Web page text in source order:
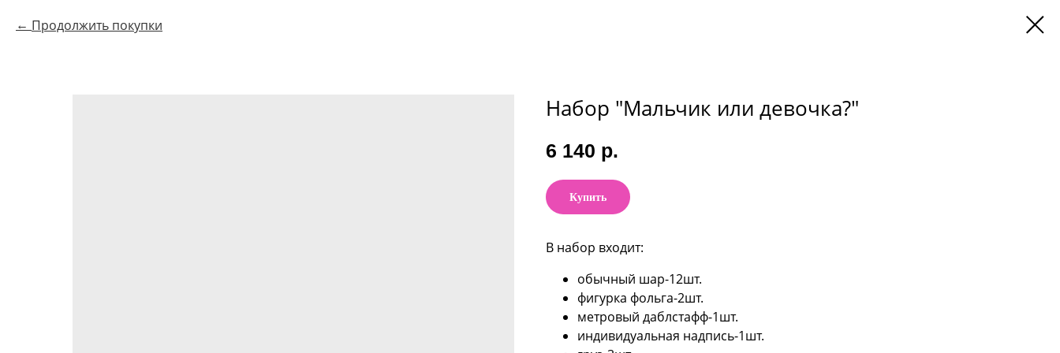
Продолжить покупки
Набор "Мальчик или девочка?"
6 140 р.
Купить
В набор входит:
обычный шар-12шт.
фигурка фольга-2шт.
метровый даблстафф-1шт.
индивидуальная надпись-1шт.